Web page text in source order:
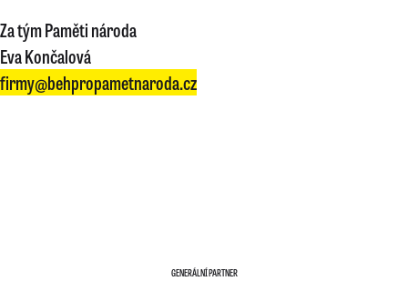
Za tým Paměti národa
Eva Končalová
firmy@behpropametnaroda.cz
GENERÁLNÍ PARTNER